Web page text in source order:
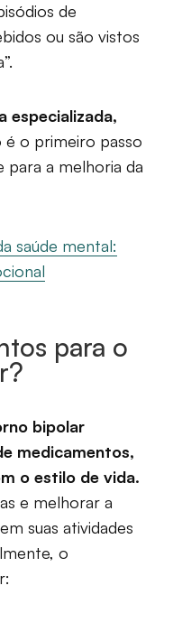
de
ou são vistos
especializada,
o primeiro passo
a melhoria da
saúde mental:
para o
bipolar
medicamentos,
o estilo de vida.
e melhorar a
suas atividades
o